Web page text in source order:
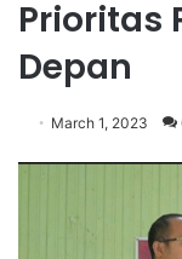
Prioritas
Depan
March 1, 2023